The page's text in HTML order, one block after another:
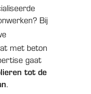
Bij
met beton
gaat
tot de
.